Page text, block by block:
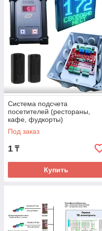
Система подсчета
посетителей (рестораны,
кафе, фудкорты)
Под заказ
1 ₸
Купить